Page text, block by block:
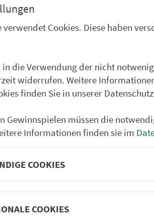
Haßfurt
Hirschaid
Forchheim
Fürth
verwendet Cookies. Diese haben
die Verwendung der nicht
widerrufen. Weitere
finden Sie in unserer
Gewinnspielen müssen die
Informationen finden sie im
COOKIES
COOKIES